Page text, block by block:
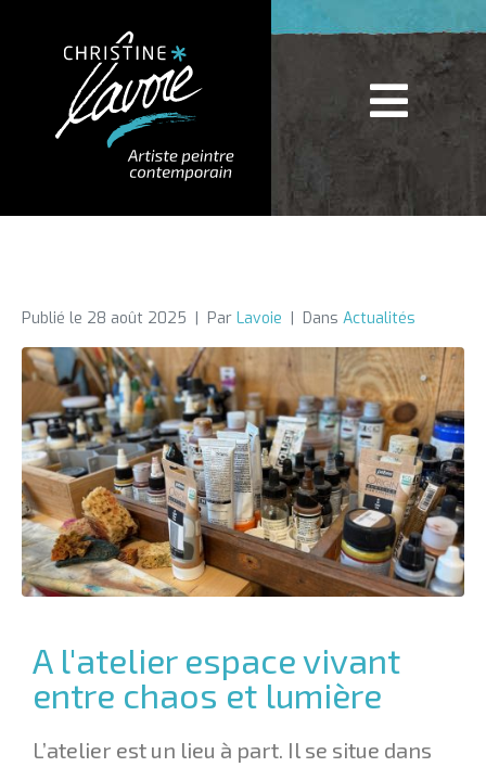
Publié le 28 août 2025 Par Lavoie Dans Actualités
A l'atelier espace vivant
entre chaos et lumière
L’atelier est un lieu à part. Il se situe dans